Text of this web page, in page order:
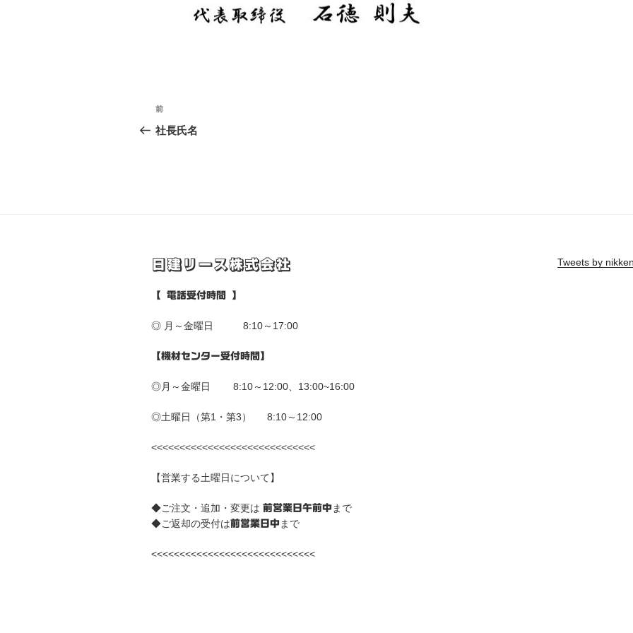
投
稿
シ
前
の
前
社長氏名
日建リース株式会社
【 電話受付時間 】
◎ 月～金曜日 8:10～17:00
【機材センター受付時間】
◎月～金曜日 8:10～12:00、13:00~16:00
◎土曜日（第1・第3） 8:10～12:00
<<<<<<<<<<<<<<<<<<<<<<<<<<<<<
【営業する土曜日について】
◆ご注文・追加・変更は 前営業日午前中 まで
◆ご返却の受付は前営業日中 まで
<<<<<<<<<<<<<<<<<<<<<<<<<<<<<
Tweets by